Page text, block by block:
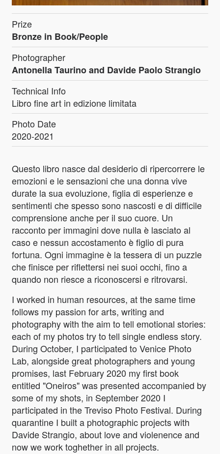
Prize
Bronze in Book/People
Photographer
Antonella Taurino and Davide Paolo Strangio
Technical Info
Libro fine art in edizione limitata
Photo Date
2020-2021
Questo libro nasce dal desiderio di ripercorrere le
emozioni e le sensazioni che una donna vive
durate la sua evoluzione, figlia di esperienze e
sentimenti che spesso sono nascosti e di difficile
comprensione anche per il suo cuore. Un
racconto per immagini dove nulla è lasciato al
caso e nessun accostamento è figlio di pura
fortuna. Ogni immagine è la tessera di un puzzle
che finisce per riflettersi nei suoi occhi, fino a
quando non riesce a riconoscersi e ritrovarsi.
I worked in human resources, at the same time
follows my passion for arts, writing and
photography with the aim to tell emotional stories:
each of my photos try to tell single endless story.
During October, I participated to Venice Photo
Lab, alongside great photographers and young
promises, last February 2020 my first book
entitled "Oneiros" was presented accompanied by
some of my shots, in September 2020 I
participated in the Treviso Photo Festival. During
quarantine I built a photographic projects with
Davide Strangio, about love and violenence and
now we work toghether in all projects.